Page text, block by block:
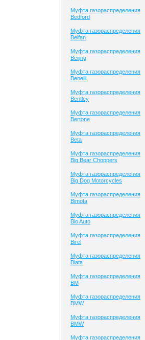
Муфта газораспределения
Bedford
Муфта газораспределения
Beifan
Муфта газораспределения
Beijing
Муфта газораспределения
Benelli
Муфта газораспределения
Bentley
Муфта газораспределения
Bertone
Муфта газораспределения
Beta
Муфта газораспределения
Big Bear Choppers
Муфта газораспределения
Big Dog Motorcycles
Муфта газораспределения
Bimota
Муфта газораспределения
Bio Auto
Муфта газораспределения
Birel
Муфта газораспределения
Blata
Муфта газораспределения
BM
Муфта газораспределения
BMW
Муфта газораспределения
BMW
Муфта газораспределения